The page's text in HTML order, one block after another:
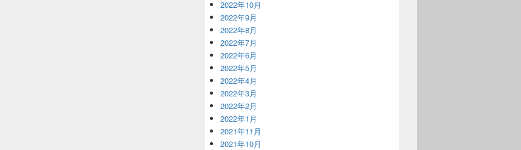
2022年10月
2022年9月
2022年8月
2022年7月
2022年6月
2022年5月
2022年4月
2022年3月
2022年2月
2022年1月
2021年11月
2021年10月